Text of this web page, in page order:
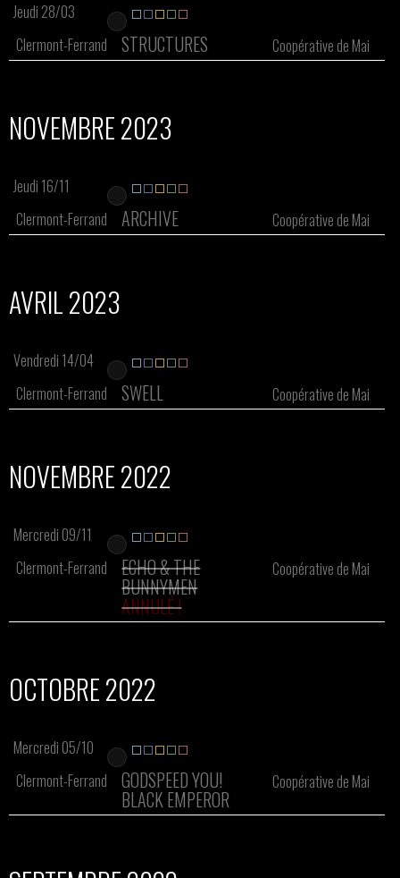
Jeudi 28/03
Clermont-Ferrand
STRUCTURES Coopérative de Mai
NOVEMBRE 2023
Jeudi 16/11
Clermont-Ferrand
ARCHIVE Coopérative de Mai
AVRIL 2023
Vendredi 14/04
Clermont-Ferrand
SWELL Coopérative de Mai
NOVEMBRE 2022
Mercredi 09/11
Clermont-Ferrand
ECHO & THE
BUNNYMEN
ANNULÉ !
Coopérative de Mai
OCTOBRE 2022
Mercredi 05/10
Clermont-Ferrand
GODSPEED YOU!
BLACK EMPEROR
Coopérative de Mai